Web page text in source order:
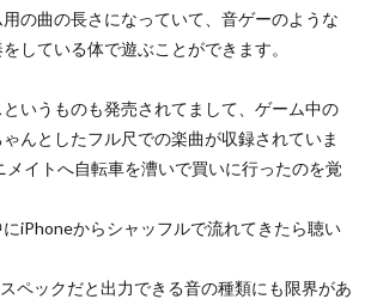
の曲の長さになっていて、音ゲーのような
している体で遊ぶことができます。
いうものも発売されてまして、ゲーム中の
んとしたフル尺での楽曲が収録されていま
メイトへ自転車を漕いで買いに行ったのを覚
iPhoneからシャッフルで流れてきたら聴い
ペックだと出力できる音の種類にも限界があ